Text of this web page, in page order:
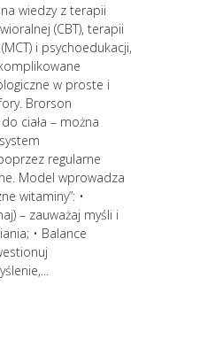
wiedzy z terapii
(CBT), terapii
i psychoedukacji,
w proste i
Brorson
ciała – można
regularne
Model wprowadza
witaminy”: •
– zauważaj myśli i
• Balance